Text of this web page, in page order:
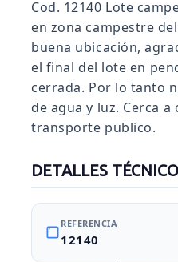
Cod. 12140 Lote
en zona campestre
buena ubicación,
el final del lote en
cerrada. Por lo tanto
de agua y luz. Cerca
transporte publico.
DETALLES
REFERENCIA
12140